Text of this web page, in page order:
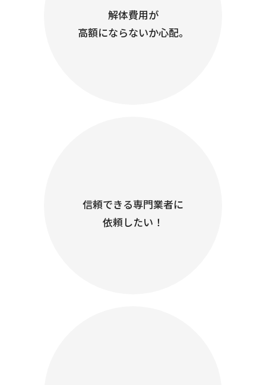
解体費用が
高額にならないか心配。
信頼できる専門業者に
依頼したい！